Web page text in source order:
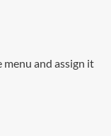
menu and assign it